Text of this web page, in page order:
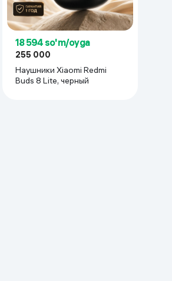
18 594 so'm/oyga
255 000
Наушники Xiaomi Redmi
Buds 8 Lite, черный